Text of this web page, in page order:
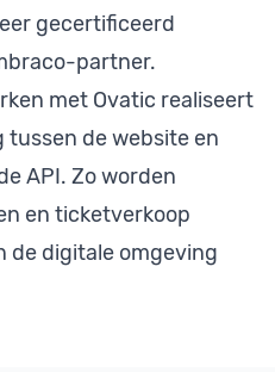
gecertificeerd
partner.
met Ovatic realiseert
de website en
API. Zo worden
en ticketverkoop
de digitale omgeving